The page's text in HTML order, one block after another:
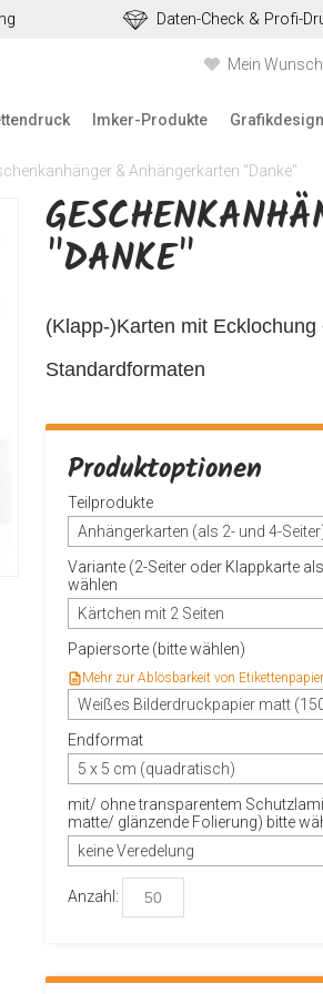
Daten-Check & Profi-
Mein
Imker-Produkte
& Anhängerkarten "Danke"
"DANKE"
(Klapp-)Karten mit Ecklochung
Standardformaten
Produktoptionen
Teilprodukte
Anhängerkarten (als 2- und 4-
Variante (2-Seiter oder Klappkarte
wählen
Kärtchen mit 2 Seiten
Papiersorte (bitte wählen)
Mehr zur Ablösbarkeit von
Weißes Bilderdruckpapier matt
Endformat
5 x 5 cm (quadratisch)
mit/ ohne transparentem
matte/ glänzende Folierung) bitte
keine Veredelung
Anzahl: